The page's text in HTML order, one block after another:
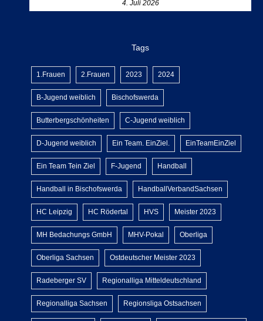
4. Juli 2026
Tags
1.Frauen 2.Frauen 2023 2024
B-Jugend weiblich Bischofswerda
Butterbergschönheiten C-Jugend weiblich
D-Jugend weiblich Ein Team. EinZiel. EinTeamEinZiel
Ein Team Tein Ziel F-Jugend Handball
Handball in Bischofswerda HandballVerbandSachsen
HC Leipzig HC Rödertal HVS Meister 2023
MH Bedachungs GmbH MHV-Pokal Oberliga
Oberliga Sachsen Ostdeutscher Meister 2023
Radeberger SV Regionalliga Mitteldeutschland
Regionalliga Sachsen Regionsliga Ostsachsen